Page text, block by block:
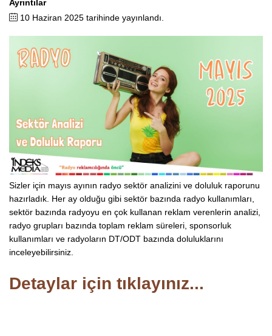
Ayrıntılar
10 Haziran 2025 tarihinde yayınlandı.
Sizler için mayıs ayının radyo sektör analizini ve doluluk raporunu
hazırladık. Her ay olduğu gibi sektör bazında radyo kullanımları,
sektör bazında radyoyu en çok kullanan reklam verenlerin analizi,
radyo grupları bazında toplam reklam süreleri, sponsorluk
kullanımları ve radyoların DT/ODT bazında doluluklarını
inceleyebilirsiniz.
Detaylar için tıklayınız...